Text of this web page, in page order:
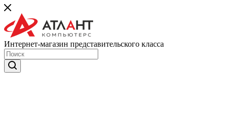
Интернет-магазин представительского класса